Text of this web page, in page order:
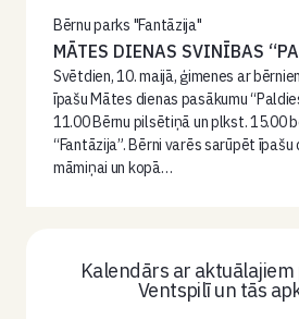
Bērnu parks "Fantāzija"
MĀTES DIENAS SVINĪBAS
Svētdien, 10. maijā, ģimenes ar
īpašu Mātes dienas pasākumu
11.00 Bērnu pilsētiņā un plkst. 15.00
“Fantāzija”. Bērni varēs sarūpēt īpašu
māmiņai un kopā…
Kalendārs ar
Ventspilī un tās